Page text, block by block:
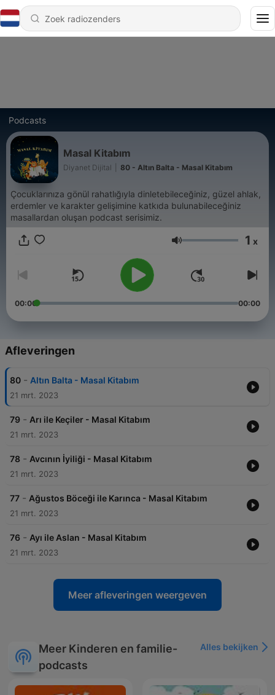
Podcasts
Masal Kitabım
Diyanet Dijital 80 - Altın Balta - Masal Kitabım
Çocuklarınıza gönül rahatlığıyla dinletebileceğiniz, güzel ahlak,
erdemler ve karakter gelişimine katkıda bulunabileceğiniz
masallardan oluşan podcast serisimiz.
Volume 1 x
00:00 00:00
Afleveringen
80 - Altın Balta - Masal Kitabım
21 mrt. 2023
79 - Arı ile Keçiler - Masal Kitabım
21 mrt. 2023
78 - Avcının İyiliği - Masal Kitabım
21 mrt. 2023
77 - Ağustos Böceği ile Karınca - Masal Kitabım
21 mrt. 2023
76 - Ayı ile Aslan - Masal Kitabım
21 mrt. 2023
Meer afleveringen weergeven
Meer Kinderen en familie-
podcasts
Alles bekijken